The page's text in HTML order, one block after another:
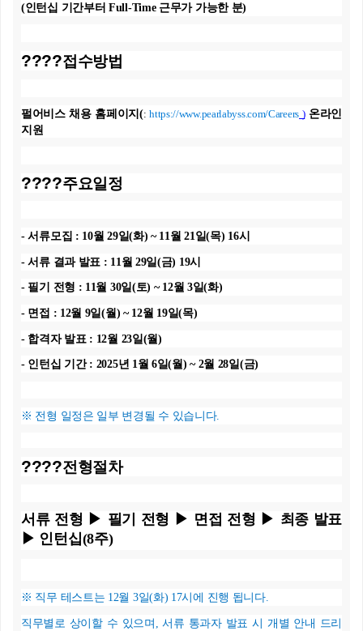
(인턴십 기간부터 Full-Time 근무가 가능한 분)
????접수방법
펄어비스 채용 홈페이지(:https://www.pearlabyss.com/Careers ) 온라인
지원
????주요일정
-서류모집 : 10월 29일(화) ~ 11 월 21 일(목) 16시
-서류 결과 발표 : 11 월 29일(금) 19시
- 필기 전형 : 11월 30일(토) ~ 12월 3일(화)
- 면접 : 12월 9일(월 ) ~ 12월 19일(목)
- 합격자 발표 : 12월 23일 (월)
- 인턴십 기간: 2025년 1월 6일(월) ~ 2월 28일(금)
※ 전형 일정은 일부 변경될 수 있습니다.
????전형절차
서류 전형 ▶ 필기 전형 ▶ 면접 전형 ▶ 최종 발표
▶ 인턴십(8주)
※ 직무 테스트는 12월 3일(화) 17시에 진행 됩니다.
직무별로 상이할 수 있으며 ,서류 통과자 발표 시 개별 안내 드리